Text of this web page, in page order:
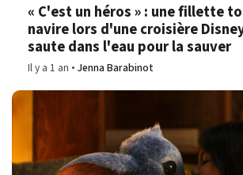
« C'est un héros » : une fillette
navire lors d'une croisière
saute dans l'eau pour la sauver
Il y a 1 an Jenna Barabinot